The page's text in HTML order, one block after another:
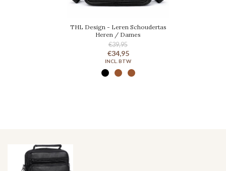
THL Design - Leren Schoudertas
Heren / Dames
€39,95
€34,95